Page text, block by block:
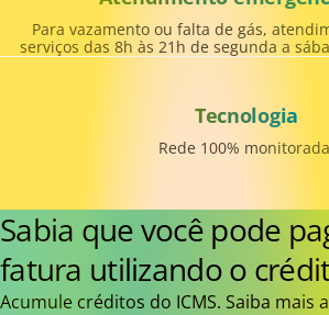
Para vazamento ou falta de gás,
serviços das 8h às 21h de segunda a
Tecnologia
Rede 100%
Sabia que você pode
fatura utilizando o
Acumule créditos do ICMS. Saiba mais